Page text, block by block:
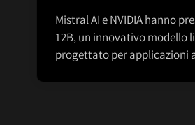
Mistral AI e NVIDIA hanno
12B, un innovativo modello
progettato per applicazioni